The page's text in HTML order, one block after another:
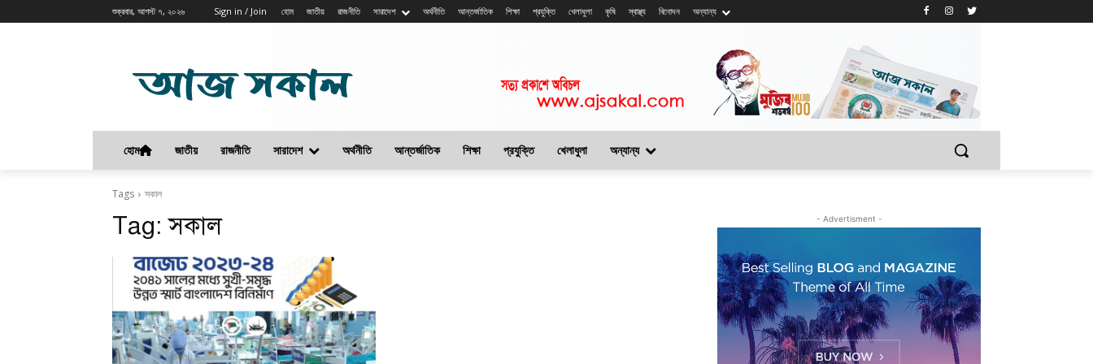
শুক্রবার, আগস্ট ৭, ২০২৬ Sign in / Join হোম জাতীয় রাজনীতি সারাদেশ অর্থনীতি আন্তর্জাতিক শিক্ষা প্রযুক্তি খেলাধুলা কৃষি স্বাস্থ্য বিনোদন অন্যান্য
হোম জাতীয় রাজনীতি সারাদেশ অর্থনীতি আন্তর্জাতিক শিক্ষা প্রযুক্তি খেলাধুলা অন্যান্য
Tags সকাল
Tag:সকাল - Advertisment -